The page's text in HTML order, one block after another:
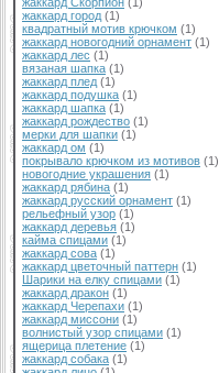
жаккард город (1)
квадратный мотив крючком (1)
жаккард новогодний орнамент (1)
жаккард лес (1)
вязаная шапка (1)
жаккард плед (1)
жаккард подушка (1)
жаккард шапка (1)
жаккард рождество (1)
мерки для шапки (1)
жаккард ом (1)
покрывало крючком из мотивов (1)
новогодние украшения (1)
жаккард рябина (1)
жаккард русский орнамент (1)
рельефный узор (1)
жаккард деревья (1)
кайма спицами (1)
жаккард сова (1)
жаккард цветочный паттерн (1)
Шарики на елку спицами (1)
жаккард дракон (1)
жаккард Черепахи (1)
жаккард миссони (1)
волнистый узор спицами (1)
ящерица плетение (1)
жаккард собака (1)